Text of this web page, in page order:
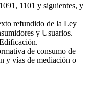
1101 y siguientes, y
refundido de la Ley
y Usuarios.
de consumo de
y vías de mediación o